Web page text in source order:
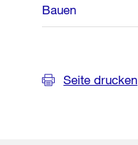
Bauen
Seite drucken